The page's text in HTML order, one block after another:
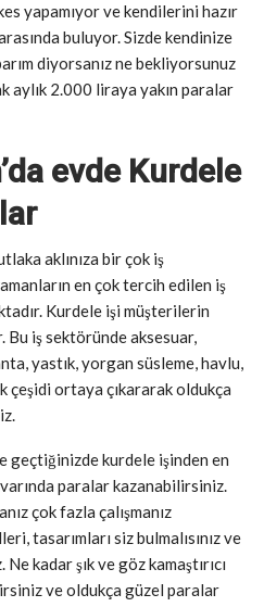
yapamıyor ve kendilerini hazır
buluyor. Sizde kendinize
diyorsanız ne bekliyorsunuz
aylık 2.000 liraya yakın paralar
evde Kurdele
aklınıza bir çok iş
en çok tercih edilen iş
Kurdele işi müşterilerin
iş sektöründe aksesuar,
yastık, yorgan süsleme, havlu,
çeşidi ortaya çıkararak oldukça
geçtiğinizde kurdele işinden en
paralar kazanabilirsiniz.
çok fazla çalışmanız
tasarımları siz bulmalısınız ve
kadar şık ve göz kamaştırıcı
ve oldukça güzel paralar